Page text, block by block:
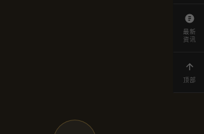
最新
资讯
顶部